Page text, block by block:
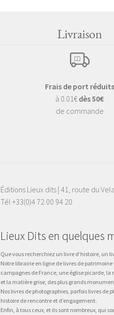
Livraison
Frais de port réduits
à 0.01€ dès 50€
de commande
Éditions Lieux dits | 41, route du
Tél +33(0)4 72 00 94 20
Lieux Dits en quelques
Que vous recherchiez un livre d’histoire, un
Notre librairie en ligne de livres de
campagnes de France, une église picarde, la
et la matière grise, des plus grands
Nos livres de photographies, parfois livres
histoire de rencontre et d’engagement.
Enfin, à tous ceux, et ils sont nombreux, qui